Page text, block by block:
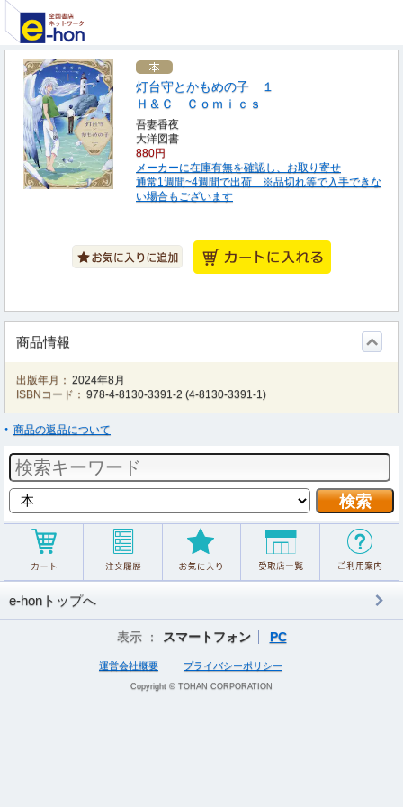
灯台守とかもめの子 １
Ｈ＆Ｃ Ｃｏｍｉｃｓ
吾妻香夜
大洋図書
880円
メーカーに在庫有無を確認し、お取り寄せ
通常1週間~4週間で出荷 ※品切れ等で入手できな
い場合もございます
商品情報
出版年月： 2024年8月
ISBNコード： 978-4-8130-3391-2 (4-8130-3391-1)
商品の返品について
e-honトップへ
表示 ： スマートフォン PC
運営会社概要 プライバシーポリシー
Copyright © TOHAN CORPORATION